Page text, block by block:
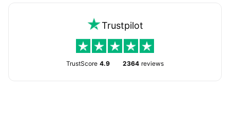
Trustpilot
TrustScore 4.9 2364 reviews